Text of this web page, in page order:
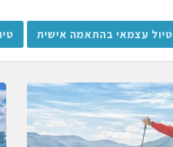
טיול עצמאי בהתאמה אישית